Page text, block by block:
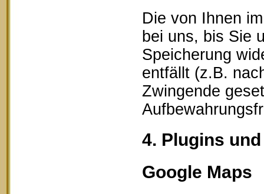
Die von Ihnen
bei uns, bis Sie
Speicherung
entfällt (z.B.
Zwingende
4. Plugins
Google Maps